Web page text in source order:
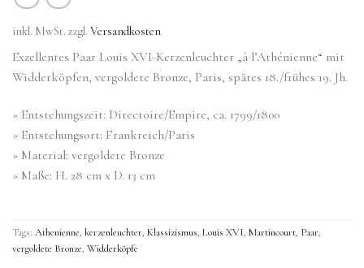
inkl. MwSt. zzgl. Versandkosten
Exzellentes Paar Louis XVI-Kerzenleuchter „à l’Athénienne“ mit
Widderköpfen, vergoldete Bronze, Paris, spätes 18./frühes 19. Jh.
» Entstehungszeit: Directoire/Empire, ca. 1799/1800
» Entstehungsort: Frankreich/Paris
» Material: vergoldete Bronze
» Maße: H. 28 cm x D. 13 cm
Tags: Athenienne, kerzenleuchter, Klassizismus, Louis XVI, Martincourt, Paar,
vergoldete Bronze, Widderköpfe